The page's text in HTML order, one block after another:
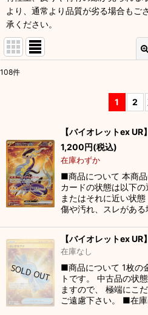
より、通常より品質が劣る場合もご
承ください。
108件
1 2
【バイオレットex
1,200円(税込)
在庫わずか
■商品について 本商品
カードの状態は以下の
またはそれに近い状
傷や汚れ、スレがあ
【バイオレットex
在庫なし
■商品について 1枚の
トです。 中古品の状
ますので、 極端にこ
ご遠慮下さい。 ■在